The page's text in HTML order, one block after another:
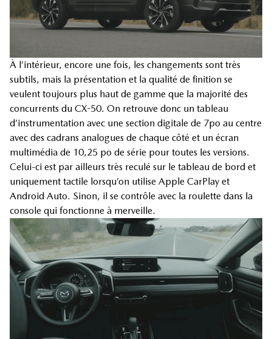
À l’intérieur, encore une fois, les changements sont très
subtils, mais la présentation et la qualité de finition se
veulent toujours plus haut de gamme que la majorité des
concurrents du CX-50. On retrouve donc un tableau
d’instrumentation avec une section digitale de 7po au centre
avec des cadrans analogues de chaque côté et un écran
multimédia de 10,25 po de série pour toutes les versions.
Celui-ci est par ailleurs très reculé sur le tableau de bord et
uniquement tactile lorsqu’on utilise Apple CarPlay et
Android Auto. Sinon, il se contrôle avec la roulette dans la
console qui fonctionne à merveille.